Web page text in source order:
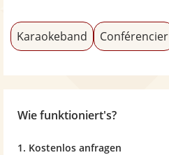
Karaokeband Conférencier
Wie funktioniert's?
1. Kostenlos anfragen